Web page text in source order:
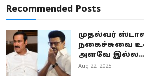
Recommended Posts
முதல்வர்
நகைச்சுவை
அளவே இல்ல...
Aug 22, 2025